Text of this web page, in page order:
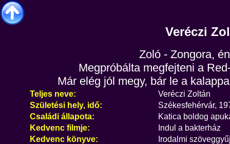
Veréczi
Zoló - Zongora,
Megpróbálta megfejteni a
Már elég jól megy, bár le a
Teljes neve:
Veréczi Zoltán
Születési hely, idő:
Székesfehérvár,
Családi állapota:
Katica boldog
Kedvenc filmje:
Indul a bakterház
Kedvenc könyve:
Irodalmi